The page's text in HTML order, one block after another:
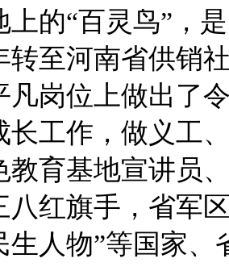
上的“百灵鸟”，
转至河南省供销
凡岗位上做出了
长工作，做义工
教育基地宣讲员
八红旗手，省军
生人物”等国家、